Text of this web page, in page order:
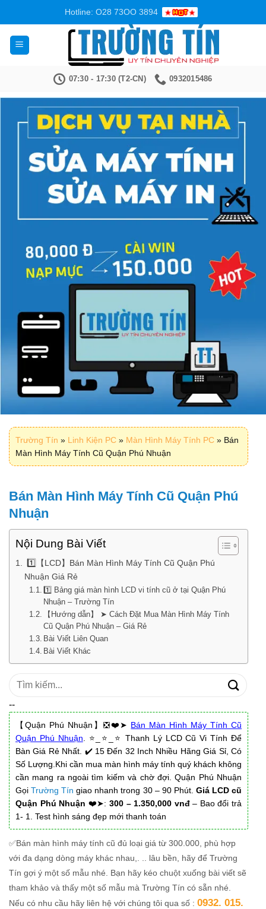
nội
dung
Hotline: O28 73OO 3894
07:30 - 17:30 (T2-CN) 0932015486
Trường Tín » Linh Kiện PC » Màn Hình Máy Tính PC » Bán
Màn Hình Máy Tính Cũ Quận Phú Nhuận
Bán Màn Hình Máy Tính Cũ Quận Phú
Nhuận
Nội Dung Bài Viết
1️⃣【LCD】Bán Màn Hình Máy Tính Cũ Quận Phú
Nhuận Giá Rẻ
1️⃣ Bảng giá màn hình LCD vi tính cũ ở tại Quận Phú
Nhuận – Trường Tín
【Hướng dẫn】 ➤ Cách Đặt Mua Màn Hình Máy Tính
Cũ Quận Phú Nhuận – Giá Rẻ
Bài Viết Liên Quan
Bài Viết Khác
Tìm
--
【Quận Phú Nhuận】❎❤️➤ Bán Màn Hình Máy Tính Cũ
Quận Phú Nhuận . ⭐_⭐_⭐ Thanh Lý LCD Cũ Vi Tính Để
Bàn Giá Rẻ Nhất. ✔️ 15 Đến 32 Inch Nhiều Hãng Giá Sỉ, Có
Số Lượng.Khi cần mua màn hình máy tính quý khách không
cần mang ra ngoài tìm kiếm và chờ đợi. Quận Phú Nhuận
GọiTrường Tín giao nhanh trong 30 – 90 Phút. Giá LCD cũ
Quận Phú Nhuận ❤️➤: 300 – 1.350,000 vnđ– Bao đổi trả
1- 1. Test hình sáng đẹp mới thanh toán
✅Bán màn hình máy tính cũ đủ loại giá từ 300.000, phù hợp
với đa dạng dòng máy khác nhau,. .. lâu bền, hãy để Trường
Tín gợi ý một số mẫu nhé. Bạn hãy kéo chuột xuống bài viết sẽ
tham khảo và thấy một số mẫu mà Trường Tín có sẵn nhé.
Nếu có nhu cầu hãy liên hệ với chúng tôi qua số : 0932. 015.